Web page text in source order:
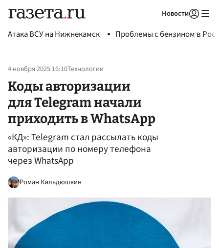
Новости
Атака ВСУ на Нижнекамск Проблемы с бензином в
4 ноября 2025 16:10Технологии
Коды авторизации
для Telegram начали
приходить в WhatsApp
«КД»: Telegram стал рассылать коды
авторизации по номеру телефона
через WhatsApp
Роман Кильдюшкин